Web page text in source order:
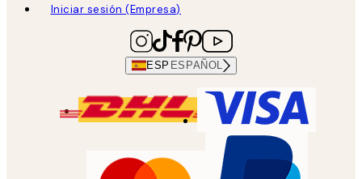
Iniciar sesión (Empresa)
ESP ESPAÑOL